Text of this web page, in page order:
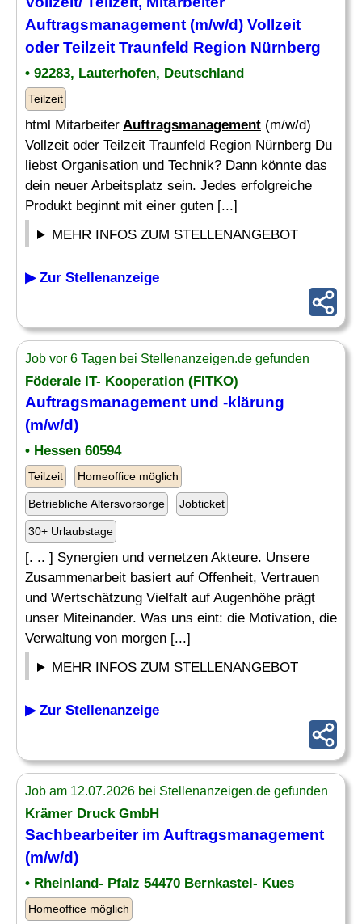
Auftragsmanagement (m/w/d) Vollzeit
oder Teilzeit Traunfeld Region Nürnberg
• 92283, Lauterhofen, Deutschland
Teilzeit
html Mitarbeiter Auftragsmanagement (m/w/d)
Vollzeit oder Teilzeit Traunfeld Region Nürnberg Du
liebst Organisation und Technik? Dann könnte das
dein neuer Arbeitsplatz sein. Jedes erfolgreiche
Produkt beginnt mit einer guten [...]
MEHR INFOS ZUM STELLENANGEBOT
▶ Zur Stellenanzeige
Job vor 6 Tagen bei Stellenanzeigen.de gefunden
Föderale IT- Kooperation (FITKO)
Auftragsmanagement und -klärung
(m/w/d)
• Hessen 60594
Teilzeit Homeoffice möglich
Betriebliche Altersvorsorge Jobticket
30+ Urlaubstage
[. .. ] Synergien und vernetzen Akteure. Unsere
Zusammenarbeit basiert auf Offenheit, Vertrauen
und Wertschätzung Vielfalt auf Augenhöhe prägt
unser Miteinander. Was uns eint: die Motivation, die
Verwaltung von morgen [...]
MEHR INFOS ZUM STELLENANGEBOT
▶ Zur Stellenanzeige
Job am 12.07.2026 bei Stellenanzeigen.de gefunden
Krämer Druck GmbH
Sachbearbeiter im Auftragsmanagement
(m/w/d)
• Rheinland- Pfalz 54470 Bernkastel- Kues
Homeoffice möglich